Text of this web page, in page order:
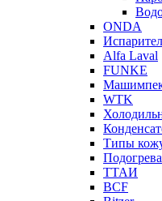
ONDA
Alfa Laval
FUNKE
WTK
Типы
ТТАИ
BCF